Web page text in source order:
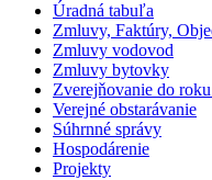
Úradná tabuľa
Zmluvy, Faktúry,
Zmluvy vodovod
Zmluvy bytovky
Zverejňovanie do
Verejné obstarávanie
Súhrnné správy
Hospodárenie
Projekty